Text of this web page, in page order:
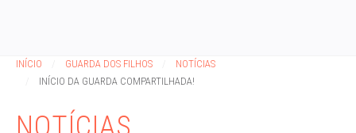
INÍCIO GUARDA DOS FILHOS
NOTÍCIAS
INÍCIO DA GUARDA COMPARTILHADA!